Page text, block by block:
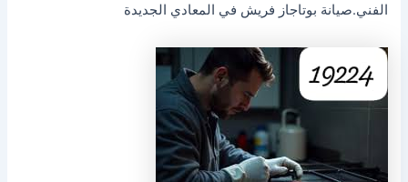
الفني.صيانة بوتاجاز فريش في المعادي الجديدة